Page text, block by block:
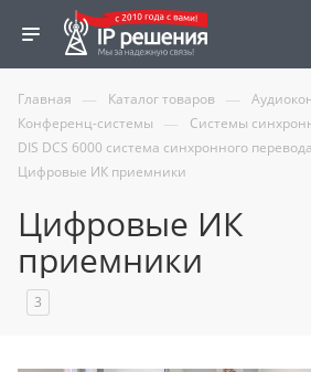
Главная — Каталог товаров —
Конференц-системы — Системы
DIS DCS 6000 cистема синхронного перевода
Цифровые ИК приемники
Цифровые ИК
приемники
3